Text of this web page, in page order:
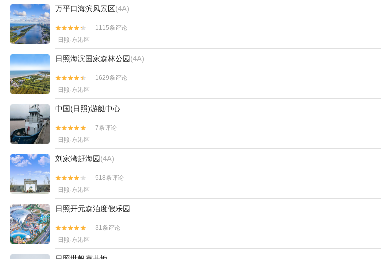
万平口海滨风景区(4A)


1115条评论
日照·东港区
日照海滨国家森林公园(4A)


1629条评论
日照·东港区
中国(日照)游艇中心


7条评论
日照·东港区
刘家湾赶海园(4A)


518条评论
日照·东港区
日照开元森泊度假乐园


31条评论
日照·东港区